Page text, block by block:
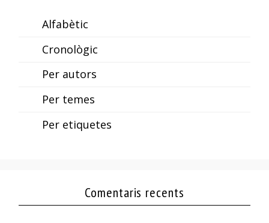
Alfabètic
Cronològic
Per autors
Per temes
Per etiquetes
Comentaris recents